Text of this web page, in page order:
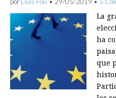
La
ha
que